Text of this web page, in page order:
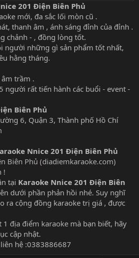
201 Điện Biên Phủ
mới, đa sắc lối mòn cũ .
thanh âm , ánh sáng đỉnh của đỉnh .
chảnh - , đồng lòng tốt.
người những gì sản phẩm tốt nhất,
hằng tháng.
trầm .
người rất tiến hành các buổi - event -
Biên Phủ
6, Quận 3, Thành phố Hồ Chí
Nnice 201 Điện Biên Phủ
Biên Phủ (diadiemkaraoke.com)
!
tại Karaoke Nnice 201 Điện Biên
dưới phần phản hồi nhé. Suy nghĩ
ra cộng đồng karaoke trị giá , được
1 địa điểm karaoke mà bạn biết, hãy
cập nhật.
hệ :0383886687